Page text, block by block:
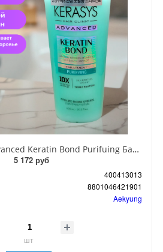
Aekyung Kerasys Advanced Keratin Bond Purifuing Бальзам для поврежденных волос и чувствительной кожи головы Очищение 600 мл
5 172 руб
400413013
8801046421901
Aekyung
шт